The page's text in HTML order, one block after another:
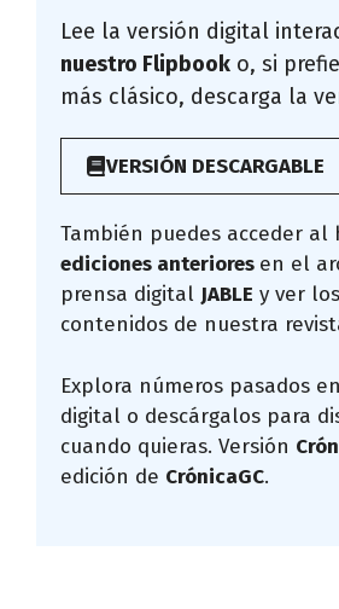
Lee la versión digital
nuestro Flipbook o, si
más clásico, descarga la
VERSIÓN DESCARGABLE
También puedes acceder al
ediciones anteriores en el
prensa digital JABLE y ver
contenidos de nuestra
Explora números pasados
digital o descárgalos para
cuando quieras. Versión
edición de CrónicaGC.